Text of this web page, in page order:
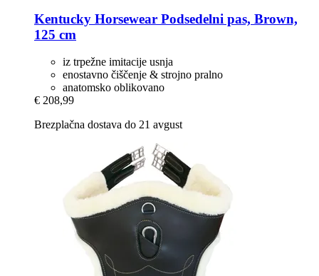
Kentucky Horsewear Podsedelni pas, Brown,
125 cm
iz trpežne imitacije usnja
enostavno čiščenje & strojno pralno
anatomsko oblikovano
€ 208,99
Brezplačna dostava do 21 avgust